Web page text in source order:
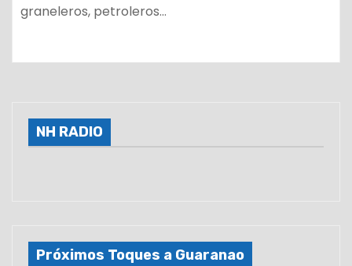
graneleros, petroleros…
NH RADIO
Próximos Toques a Guaranao